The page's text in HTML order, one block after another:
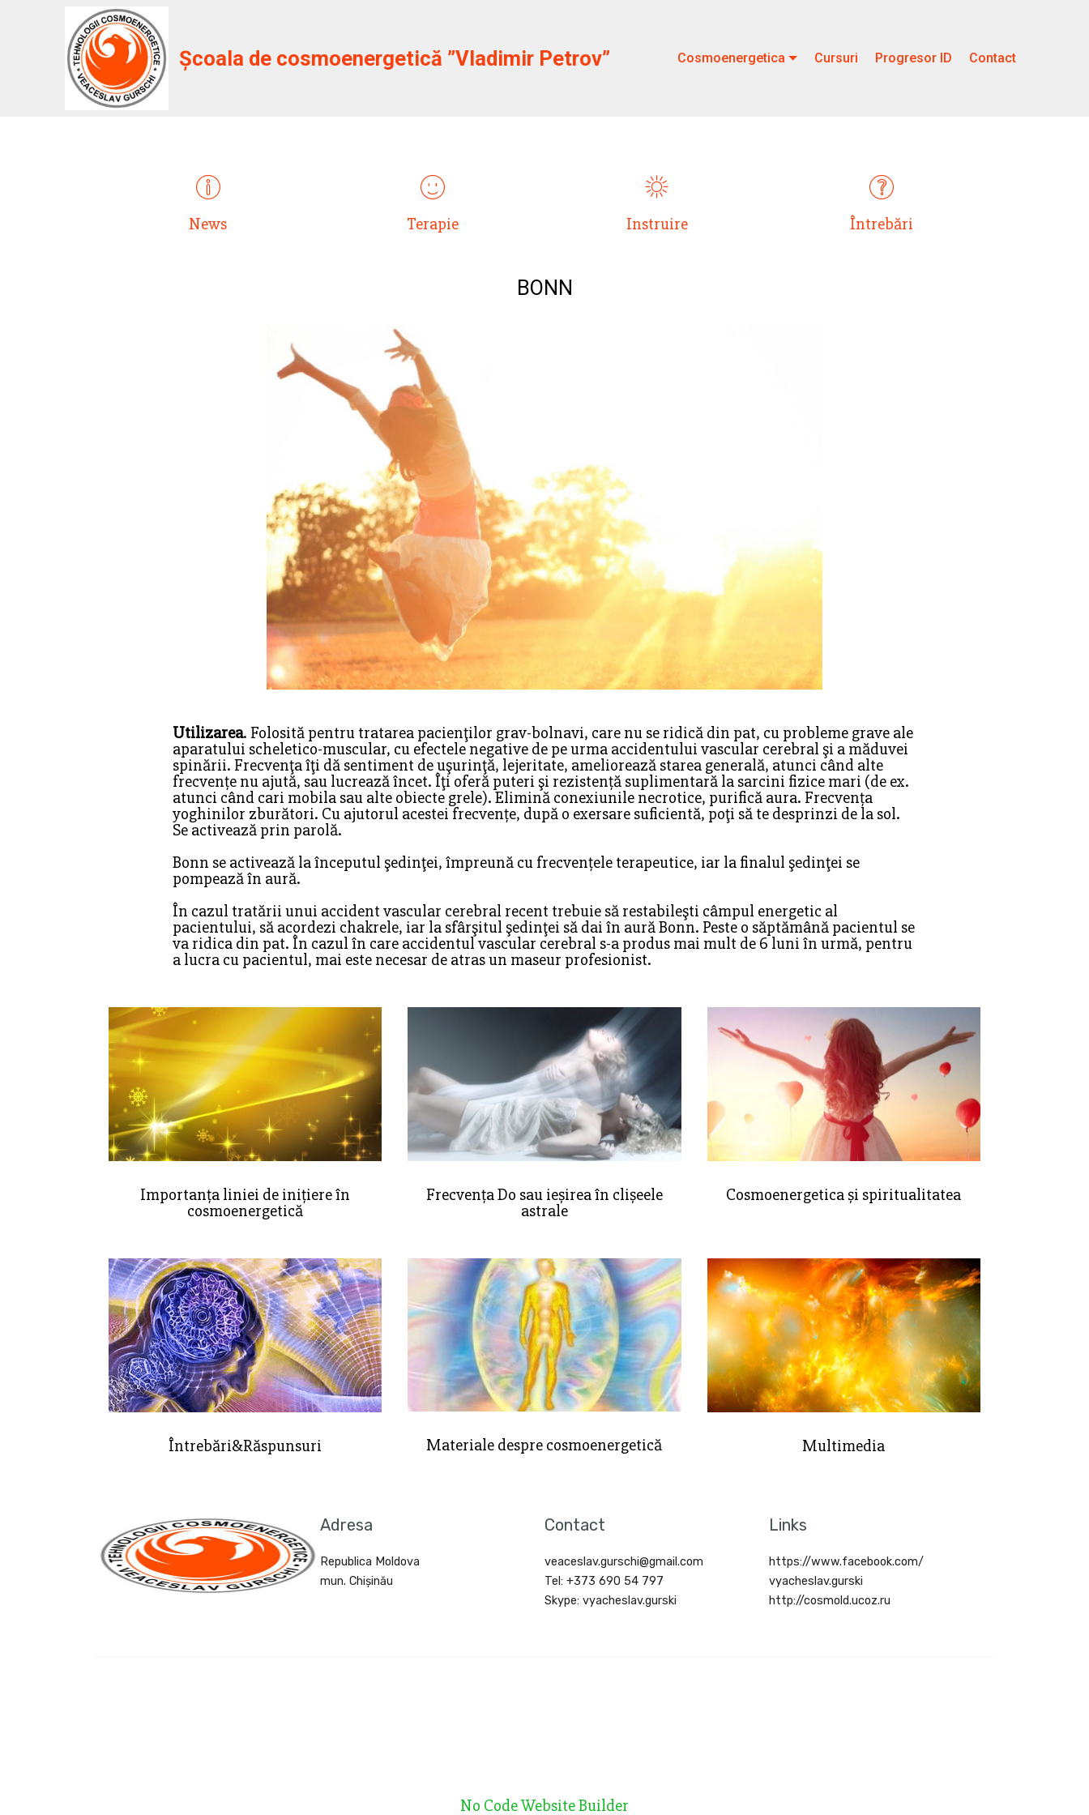
Școala de cosmoenergetică ”Vladimir Petrov” Cosmoenergetica Cursuri Progresor ID Contact
News Terapie Instruire Întrebări
BONN
Utilizarea. Folosită pentru tratarea pacienţilor grav-bolnavi, care nu se ridică din pat, cu probleme grave ale
aparatului scheletico-muscular, cu efectele negative de pe urma accidentului vascular cerebral şi a măduvei
spinării. Frecvenţa îţi dă sentiment de uşurinţă, lejeritate, ameliorează starea generală, atunci când alte
frecvențe nu ajută, sau lucrează încet. Îţi oferă puteri şi rezistență suplimentară la sarcini fizice mari (de ex.
atunci când cari mobila sau alte obiecte grele). Elimină conexiunile necrotice, purifică aura. Frecvența
yoghinilor zburători. Cu ajutorul acestei frecvențe, după o exersare suficientă, poţi să te desprinzi de la sol.
Se activează prin parolă.
Bonn se activează la începutul şedinţei, împreună cu frecvențele terapeutice, iar la finalul şedinţei se
pompează în aură.
În cazul tratării unui accident vascular cerebral recent trebuie să restabileşti câmpul energetic al
pacientului, să acordezi chakrele, iar la sfârşitul şedinţei să dai în aură Bonn. Peste o săptămână pacientul se
va ridica din pat. În cazul în care accidentul vascular cerebral s-a produs mai mult de 6 luni în urmă, pentru
a lucra cu pacientul, mai este necesar de atras un maseur profesionist.
Importanța liniei de inițiere în
cosmoenergetică
Frecvența Do sau ieșirea în clișeele
astrale
Cosmoenergetica și spiritualitatea
Întrebări&Răspunsuri Materiale despre cosmoenergetică Multimedia
Adresa
Republica Moldova
mun. Chișinău
Contact
veaceslav.gurschi@gmail.com
Tel: +373 690 54 797
Skype: vyacheslav.gurski
Links
https://www.facebook.com/
vyacheslav.gurski
http://cosmold.ucoz.ru
No Code Website Builder